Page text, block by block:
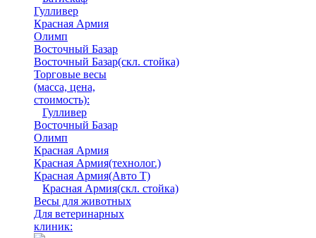
Гулливер
Красная Армия
Олимп
Восточный Базар
Восточный Базар(скл. стойка)
Торговые весы
(масса, цена,
стоимость):
Гулливер
Восточный Базар
Олимп
Красная Армия
Красная Армия(технолог.)
Красная Армия(Авто Т)
Красная Армия(скл. стойка)
Весы для животных
Для ветеринарных
клиник: